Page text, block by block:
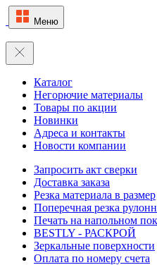
Меню
Каталог
Негорючие материалы
Товары по акции
Новинки
Адреса и контакты
Новости компании
Запросить акт сверки
Доставка заказа
Резка материала в размер
Поперечная резка
Печать на напольном
BESTLY - РАСКРОЙ
Зеркальные поверхности
Оплата по номеру счета